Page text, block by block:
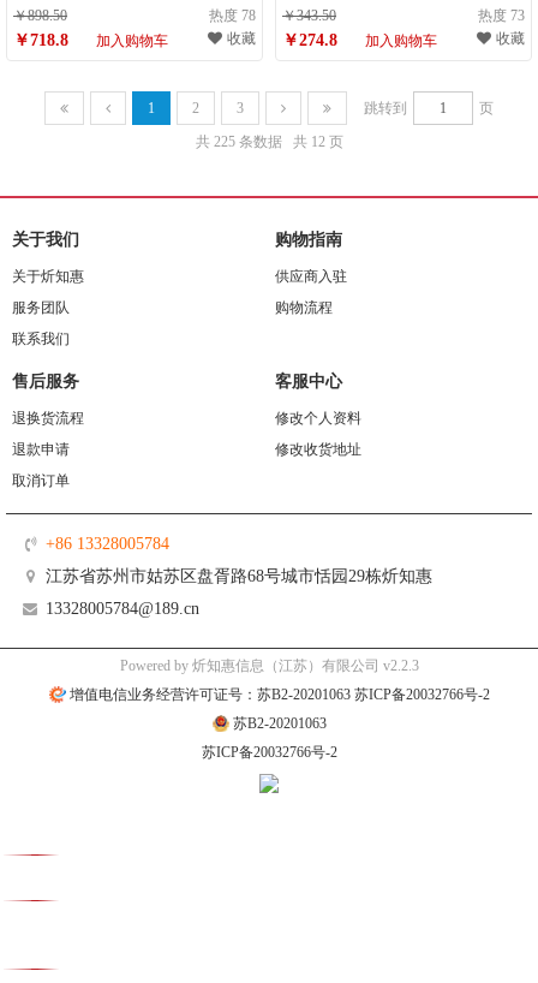
166BMJ（计量单位：把）
￥898.50 热度 78
￥718.8 加入购物车 收藏
员椅透气款 LC-180（计量单位：把）
￥343.50 热度 73
￥274.8 加入购物车 收藏
1 2 3 跳转到
页
共 225 条数据
共 12 页
关于我们
关于炘知惠
服务团队
联系我们
购物指南
供应商入驻
购物流程
售后服务
退换货流程
退款申请
取消订单
客服中心
修改个人资料
修改收货地址
+86 13328005784
江苏省苏州市姑苏区盘胥路68号城市恬园29栋炘知惠
13328005784@189.cn
Powered by 炘知惠信息（江苏）有限公司 v2.2.3
增值电信业务经营许可证号：苏B2-20201063 苏ICP备20032766号-2
苏B2-20201063
苏ICP备20032766号-2